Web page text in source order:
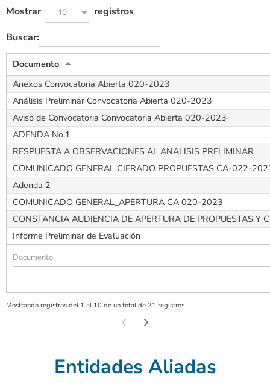
Mostrar
10
registros
Buscar:
Documento
Anexos Convocatoria Abierta 020-2023
Análisis Preliminar Convocatoria Abierta 020-2023
Aviso de Convocatoria Convocatoria Abierta 020-2023
ADENDA No.1
RESPUESTA A OBSERVACIONES AL ANALISIS PRELIMINAR
COMUNICADO GENERAL CIFRADO PROPUESTAS CA-022-
Adenda 2
COMUNICADO GENERAL_APERTURA CA 020-2023
CONSTANCIA AUDIENCIA DE APERTURA DE PROPUESTAS Y
Informe Preliminar de Evaluación
Mostrando registros del 1 al 10 de un total de 21 registros
Entidades Aliadas